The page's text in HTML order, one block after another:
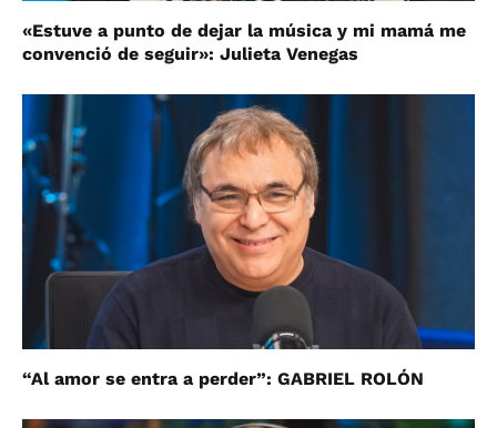
«Estuve a punto de dejar la música y mi mamá me
convenció de seguir»: Julieta Venegas
“Al amor se entra a perder”: GABRIEL ROLÓN